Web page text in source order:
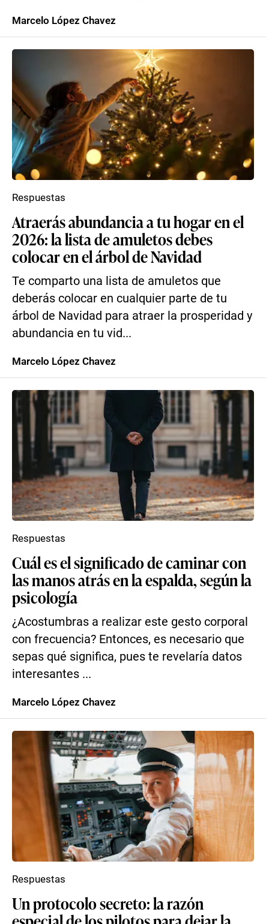
Marcelo López Chavez
Atraerás abundancia a tu hogar en el
2026: la lista de amuletos debes
colocar en el árbol de Navidad
Te comparto una lista de amuletos que
deberás colocar en cualquier parte de tu
árbol de Navidad para atraer la prosperidad y
abundancia en tu vid...
Respuestas
Marcelo López Chavez
Cuál es el significado de caminar con
las manos atrás en la espalda, según la
psicología
¿Acostumbras a realizar este gesto corporal
con frecuencia? Entonces, es necesario que
sepas qué significa, pues te revelaría datos
interesantes ...
Respuestas
Marcelo López Chavez
Un protocolo secreto: la razón
Respuestas